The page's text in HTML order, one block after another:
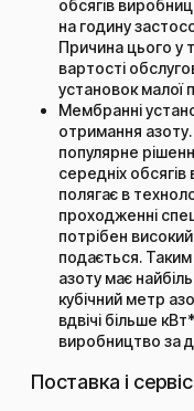
обсягів
на годину
Причина цього у
вартості
установок малої
Мембранні
отримання
популярне
середніх
полягає в
проходженні
потрібен
подається.
азоту має
кубічний метр
вдвічі більше
виробництво за
Поставка і сервіс